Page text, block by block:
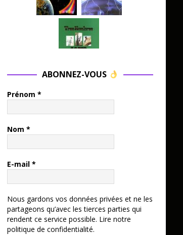
ABONNEZ-VOUS
Prénom *
Nom *
E-mail *
Nous gardons vos données privées et ne les
partageons qu’avec les tierces parties qui
rendent ce service possible. Lire notre
politique de confidentialité.